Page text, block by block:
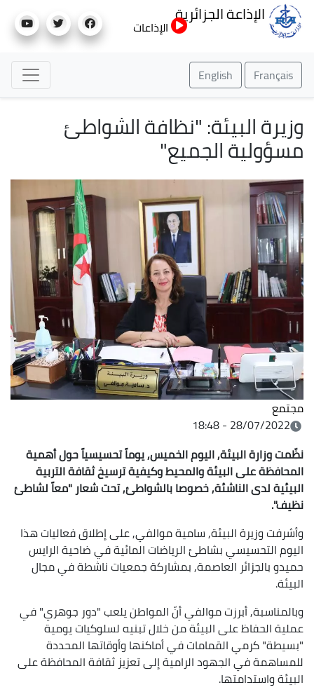
إلى
الإذاعة الجزائرية
الإذاعات
Français
English
وزيرة البيئة: "نظافة الشواطئ
مسؤولية الجميع"
مجتمع
28/07/2022 - 18:48
نظّمت وزارة البيئة, اليوم الخميس, يوماً تحسيسياً حول أهمية
المحافظة على البيئة والمحيط وكيفية ترسيخ ثقافة التربية
البيئية لدى الناشئة, خصوصا بالشواطئ, تحت شعار "معاً لشاطئ
نظيف".
وأشرفت وزيرة البيئة, سامية موالفي, على إطلاق فعاليات هذا
اليوم التحسيسي بشاطئ الرياضات المائية في ضاحية الرايس
حميدو بالجزائر العاصمة, بمشاركة جمعيات ناشطة في مجال
البيئة.
وبالمناسبة, أبرزت موالفي أنّ المواطن يلعب "دور جوهري" في
عملية الحفاظ على البيئة من خلال تبنيه لسلوكيات يومية
"بسيطة" كرمي القمامات في أماكنها وأوقاتها المحددة
للمساهمة في الجهود الرامية إلى تعزيز ثقافة المحافظة على
البيئة واستدامتها.